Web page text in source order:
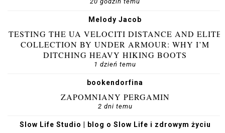
Melody Jacob
TESTING THE UA VELOCITI DISTANCE AND ELITE
COLLECTION BY UNDER ARMOUR: WHY I’M
DITCHING HEAVY HIKING BOOTS
1 dzień temu
bookendorfina
ZAPOMNIANY PERGAMIN
2 dni temu
Slow Life Studio | blog o Slow Life i zdrowym życiu